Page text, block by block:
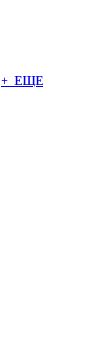
+ ЕЩЕ